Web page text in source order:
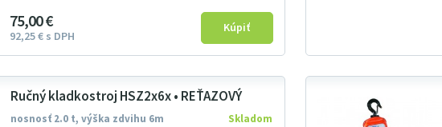
75 00€
92 25€ s DPH
Ručný kladkostroj HSZ2x6x • REŤAZOVÝ
nosnosť 2.0 t, výška zdvihu 6m Skladom